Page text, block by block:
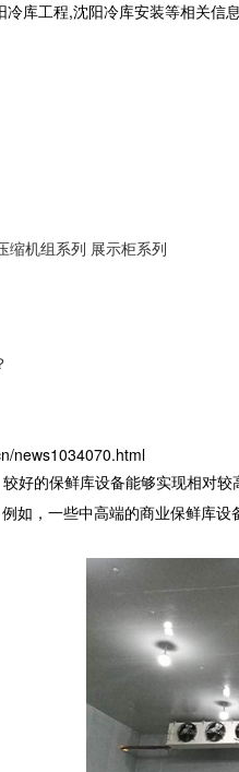
冷库工程,沈阳冷库安装等相关信
缩机组系列 展示柜系列
news1034070.html
好的保鲜库设备能够实现相对较
，一些中高端的商业保鲜库